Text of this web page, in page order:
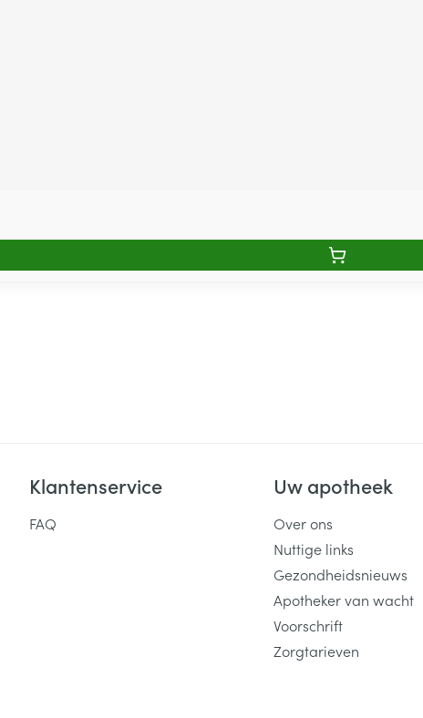
Klantenservice
FAQ
Uw apotheek
Over ons
Nuttige links
Gezondheidsnieuws
Apotheker van wacht
Voorschrift
Zorgtarieven